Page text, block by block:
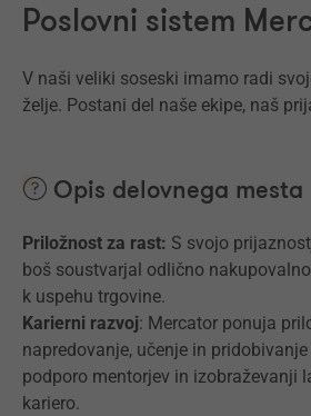
Poslovni sistem
V naši veliki soseski imamo radi
želje. Postani del naše ekipe, naš
Opis delovnega mesta
Priložnost za rast: S svojo
boš soustvarjal odlično
k uspehu trgovine.
Karierni razvoj: Mercator ponuja
napredovanje, učenje in
podporo mentorjev in izobraževanji
kariero.